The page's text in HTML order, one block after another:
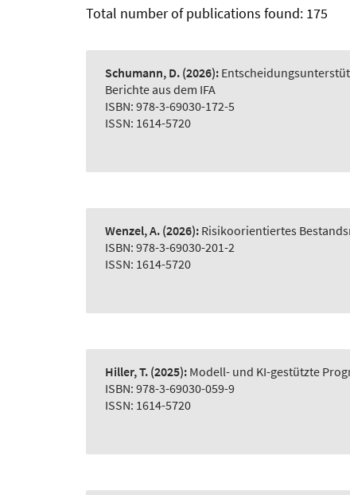
Total number of publications found: 175
Schumann, D. (2026):
Berichte aus dem IFA
ISBN: 978-3-69030-172-5
ISSN: 1614-5720
Wenzel, A. (2026): Risikoorientiertes
ISBN: 978-3-69030-201-2
ISSN: 1614-5720
Hiller, T. (2025): Modell- und KI-gestützte
ISBN: 978-3-69030-059-9
ISSN: 1614-5720